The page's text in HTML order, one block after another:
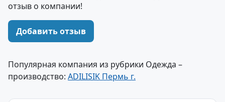
отзыв о компании!
Добавить отзыв
Популярная компания из рубрики Одежда –
производство: ADILISIK Пермь г.